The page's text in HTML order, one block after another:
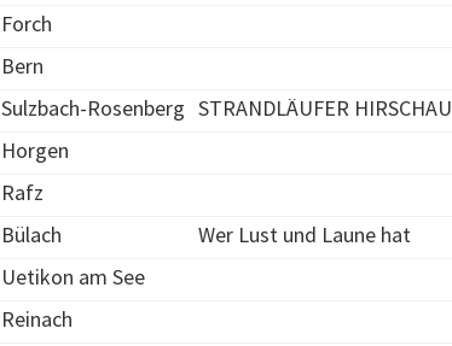
Forch
Bern
Sulzbach-Rosenberg STRANDLÄUFER HIRSCHAU
Horgen
Rafz
Bülach Wer Lust und Laune hat
Uetikon am See
Reinach